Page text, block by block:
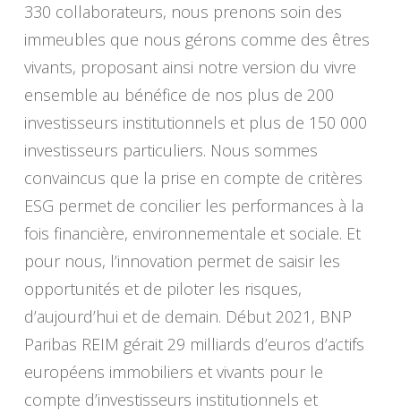
330 collaborateurs, nous prenons soin des
immeubles que nous gérons comme des êtres
vivants, proposant ainsi notre version du vivre
ensemble au bénéfice de nos plus de 200
investisseurs institutionnels et plus de 150 000
investisseurs particuliers. Nous sommes
convaincus que la prise en compte de critères
ESG permet de concilier les performances à la
fois financière, environnementale et sociale. Et
pour nous, l’innovation permet de saisir les
opportunités et de piloter les risques,
d’aujourd’hui et de demain. Début 2021, BNP
Paribas REIM gérait 29 milliards d’euros d’actifs
européens immobiliers et vivants pour le
compte d’investisseurs institutionnels et